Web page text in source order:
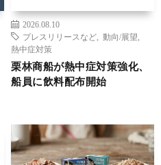
2026.08.10
プレスリリースなど
動向/展望
熱中症対策
栗林商船が熱中症対策強化、
船員に飲料配布開始